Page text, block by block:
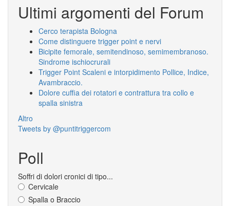
Ultimi argomenti del Forum
Cerco terapista Bologna
Come distinguere trigger point e nervi
Bicipite femorale, semitendinoso, semimembranoso.
Sindrome ischiocrurali
Trigger Point Scaleni e intorpidimento Pollice, Indice,
Avambraccio.
Dolore cuffia dei rotatori e contrattura tra collo e
spalla sinistra
Altro
Tweets by @puntitriggercom
Poll
Soffri di dolori cronici di tipo...
Cervicale
Spalla o Braccio